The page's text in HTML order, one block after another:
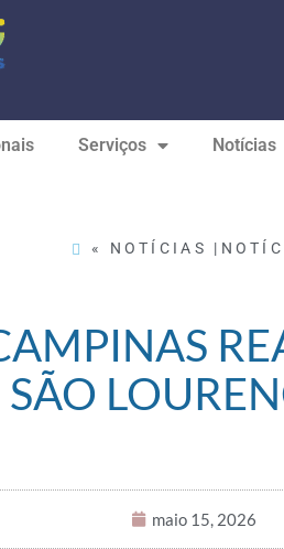
Serviços Notícias
« NOTÍCIAS |
SÃO
maio 15, 2026